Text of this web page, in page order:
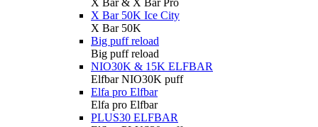
X Bar & X Bar Pro
X Bar 50K Ice City
X Bar 50K
Big puff reload
Big puff reload
NIO30K & 15K ELFBAR
Elfbar NIO30K puff
Elfa pro Elfbar
Elfa pro Elfbar
PLUS30 ELFBAR